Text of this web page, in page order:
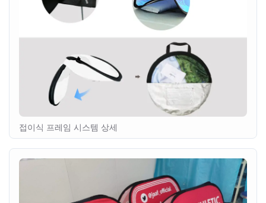
접이식 프레임 시스템 상세